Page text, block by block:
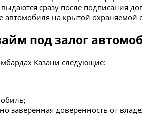
сразу после подписания
автомобиля на крытой охраняемой
под залог
Казани следующие:
заверенная доверенность от